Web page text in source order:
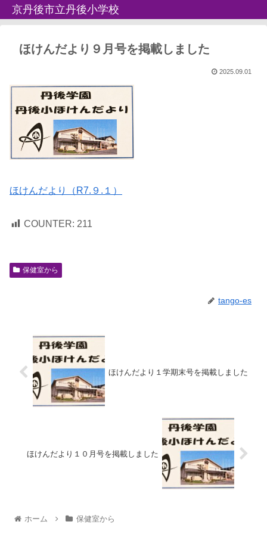
京丹後市立丹後小学校
ほけんだより９月号を掲載しました
2025.09.01
ほけんだより（R7.９.１）
COUNTER: 211
保健室から
tango-es
ほけんだより１学期末号を掲載しました
ほけんだより１０月号を掲載しました
ホーム 保健室から